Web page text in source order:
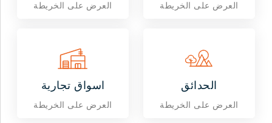
العرض على الخريطة العرض على الخريطة
اسواق تجارية
العرض على الخريطة
الحدائق
العرض على الخريطة